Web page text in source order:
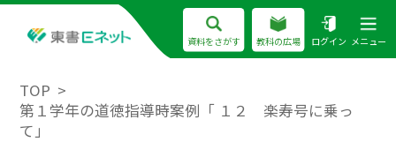
資料をさがす 教科の広場 ログイン メニュー
TOP
第１学年の道徳指導時案例「 １２ 楽寿号に乗っ
て」